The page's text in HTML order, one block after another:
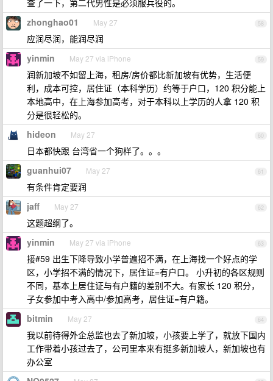
查了一下，第二代男性是必须服兵役的。
58
zhonghao01 May 27
应润尽润，能润尽润
59
yinmin May 27 via iPhone
润新加坡不如留上海，租房/房价都比新加坡有优势，生活便
利，成本可控，居住证（本科学历）约等于户口，120 积分能上
本地高中，在上海参加高考，对于本科以上学历的人拿 120 积
分是很轻松的。
60
hideon May 27
日本都快跟 台湾省一个狗样了。。。
61
guanhui07 May 27
有条件肯定要润
62
jaff May 27
这题超纲了。
63
yinmin May 27 via iPhone
接#59 出生下降导致小学普遍招不满，在上海找一个好点的学
区，小学招不满的情况下，居住证=有户口。 小升初的各区规则
不同，基本上居住证与有户籍的差别不大。有家长 120 积分，
子女参加中考入高中/参加高考，居住证=有户籍。
64
bitmin May 27
我以前待得外企总监也去了新加坡，小孩要上学了，就放下国内
工作带着小孩过去了，公司里本来有挺多新加坡人，新加坡也有
办公室